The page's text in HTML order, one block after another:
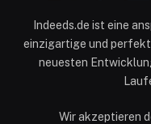
Indeeds.de ist eine
einzigartige und perfekt
neuesten
Wir akzeptieren